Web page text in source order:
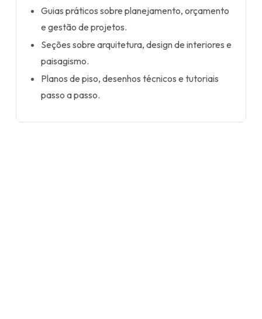
Guias práticos sobre planejamento, orçamento
e gestão de projetos.
Seções sobre arquitetura, design de interiores e
paisagismo.
Planos de piso, desenhos técnicos e tutoriais
passo a passo.